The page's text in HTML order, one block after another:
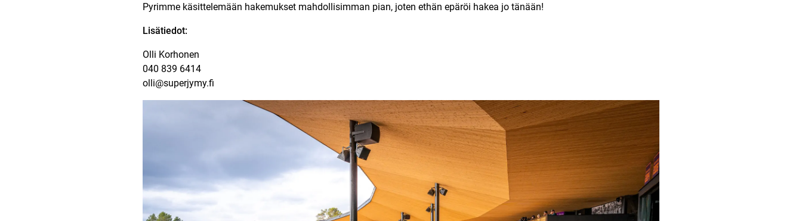
Pyrimme käsittelemään hakemukset mahdollisimman pian, joten ethän epäröi hakea jo tänään!
Lisätiedot:
Olli Korhonen
040 839 6414
olli@superjymy.fi